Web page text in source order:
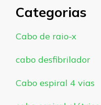
Categorias
Cabo de raio-x
cabo desfibrilador
Cabo espiral 4 vias